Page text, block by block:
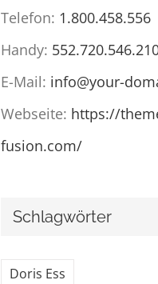
Telefon: 1.800.458.556
Handy:
E-Mail: info@your-
Webseite: https://
fusion.com/
Schlagwörter
Doris Ess